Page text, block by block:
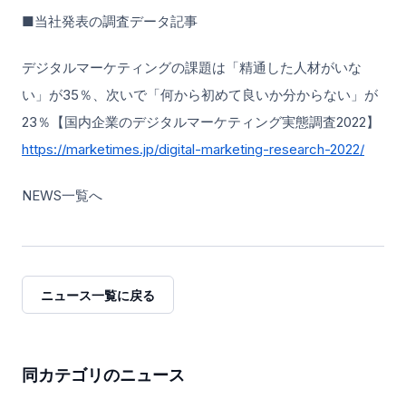
■当社発表の調査データ記事
デジタルマーケティングの課題は「精通した人材がいな
い」が35％、次いで「何から初めて良いか分からない」が
23％【国内企業のデジタルマーケティング実態調査2022】
https://marketimes.jp/digital-marketing-research-2022/
NEWS一覧へ
ニュース一覧に戻る
同カテゴリのニュース